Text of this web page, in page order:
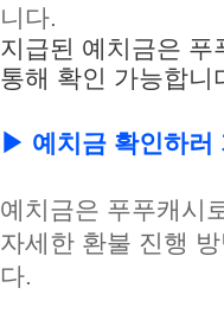
니다.
지급된 예치금은
통해 확인 가능합니
▶ 예치금 확인하러
예치금은 푸푸캐시
자세한 환불 진행
다.